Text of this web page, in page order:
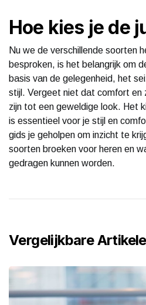
Hoe kies je de
Nu we de verschillende soorten
besproken, is het belangrijk om
basis van de gelegenheid, het
stijl. Vergeet niet dat comfort en
zijn tot een geweldige look. Het
is essentieel voor je stijl en
gids je geholpen om inzicht te
soorten broeken voor heren en
gedragen kunnen worden.
Vergelijkbare